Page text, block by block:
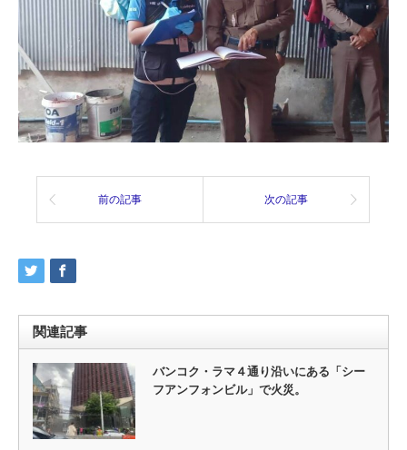
前の記事 次の記事
関連記事
バンコク・ラマ４通り沿いにある「シー
フアンフォンビル」で火災。